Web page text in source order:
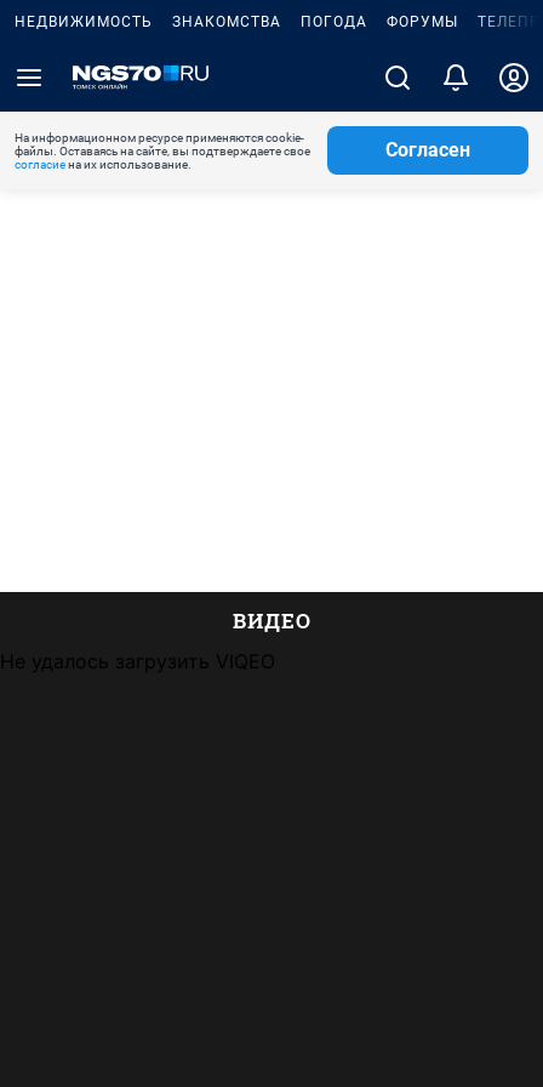
НЕДВИЖИМОСТЬ ЗНАКОМСТВА ПОГОДА ФОРУМЫ
На информационном ресурсе применяются cookie-
файлы. Оставаясь на сайте, вы подтверждаете свое
согласиена их использование.
Согласен
ВИДЕО
Не удалось загрузить VIQEO